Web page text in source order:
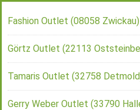
Fashion Outlet (08058 Zwickau)
Görtz Outlet (22113
Tamaris Outlet (32758
Gerry Weber Outlet (33790